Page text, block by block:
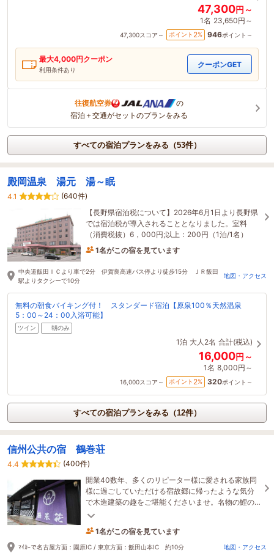
47,300円～
1名 23,650円～
47,300スコア～ ポイント 2% 946ポイント～
最大4,000円クーポン
利用条件あり
クーポンGET
往復航空券
の
宿泊＋交通がセットのプランをみる
すべての宿泊プランをみる（53件）
殿岡温泉 湯元 湯～眠
4.1
(640件)
【長野県宿泊税について】2026年6月1日より長野県
では宿泊税が導入されることとなりました。室料
（消費税抜）6，000円;以上：200円（1泊/1名）
1名がこの宿を見ています
8時間前に予約されました
中央道飯田ＩＣより車で2分 伊賀良高速バス停より徒歩15分 ＪＲ飯田
駅よりタクシーで10分
地図・アクセス
無料の朝食バイキング付！ スタンダード宿泊【原泉100％天然温泉
5：00～24：00入浴可能】
ツイン 朝のみ
1泊 大人2名 合計(税込)
16,000円～
1名 8,000円～
16,000スコア～ ポイント 2% 320ポイント～
すべての宿泊プランをみる（12件）
信州公共の宿 鶴巻荘
4.4
(400件)
開業40数年、多くのリピーター様に愛される家族同
様に過ごしていただける宿故郷に帰ったような気分
で木造建築の趣をご堪能くださいませ。名物の鯉の
甘露煮をお楽しみ下さい（平成22年に全館耐震工事
3時間前に予約されました
ﾏｲｶｰで名古屋方面：園原IC / 東京方面：飯田山本IC 約10分 地図・アクセス